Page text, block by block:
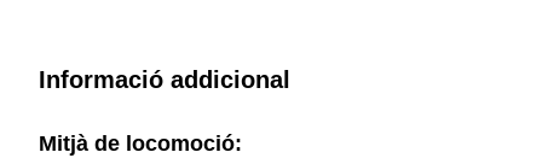
Informació addicional
Mitjà de locomoció: